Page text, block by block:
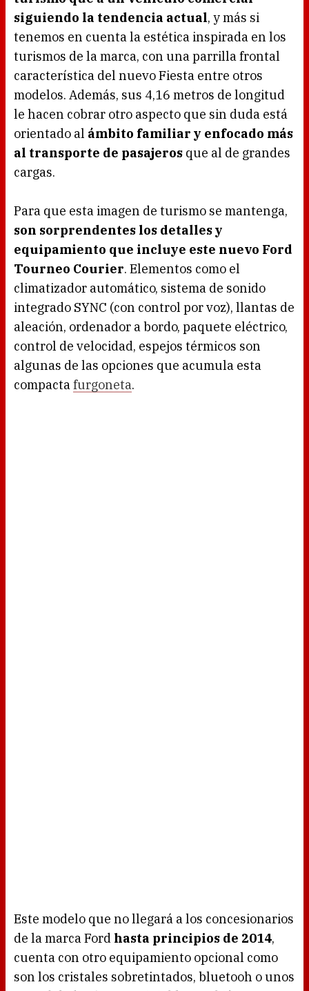
siguiendo la tendencia actual, y más si
tenemos en cuenta la estética inspirada en los
turismos de la marca, con una parrilla frontal
característica del nuevo Fiesta entre otros
modelos. Además, sus 4,16 metros de longitud
le hacen cobrar otro aspecto que sin duda está
orientado al ámbito familiar y enfocado más
al transporte de pasajeros que al de grandes
cargas.
Para que esta imagen de turismo se mantenga,
son sorprendentes los detalles y
equipamiento que incluye este nuevo Ford
Tourneo Courier. Elementos como el
climatizador automático, sistema de sonido
integrado SYNC (con control por voz), llantas de
aleación, ordenador a bordo, paquete eléctrico,
control de velocidad, espejos térmicos son
algunas de las opciones que acumula esta
compactafurgoneta.
Este modelo que no llegará a los concesionarios
de la marca Ford hasta principios de 2014,
cuenta con otro equipamiento opcional como
son los cristales sobretintados, bluetooh o unos